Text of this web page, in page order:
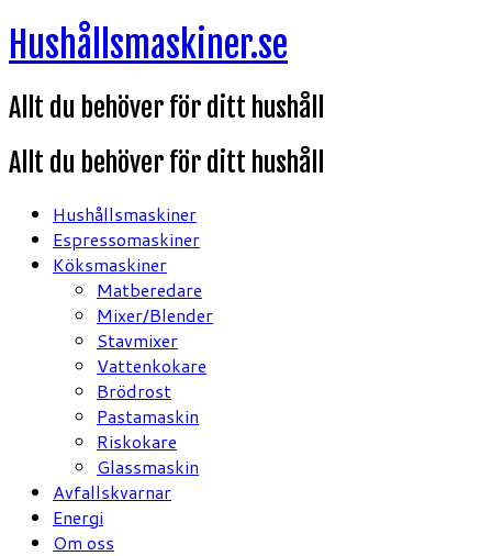
Hoppa
till
Hushållsmaskiner.se
Allt du behöver för ditt hushåll
Allt du behöver för ditt hushåll
Hushållsmaskiner
Espressomaskiner
Köksmaskiner
Matberedare
Mixer/Blender
Stavmixer
Vattenkokare
Brödrost
Pastamaskin
Riskokare
Glassmaskin
Avfallskvarnar
Energi
Om oss